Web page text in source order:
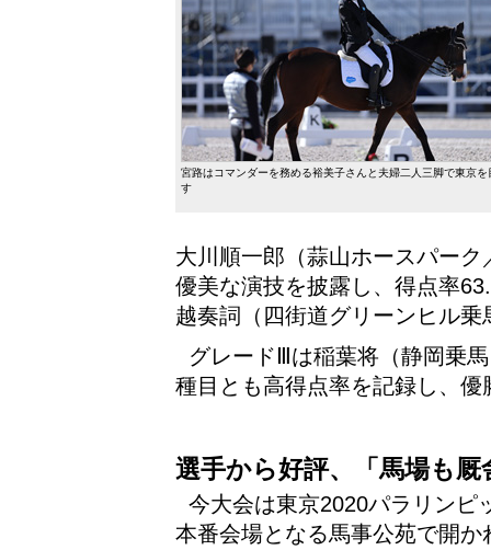
宮路はコマンダーを務める裕美子さんと夫婦二人三脚で東京を
す
大川順一郎（蒜山ホースパー
優美な演技を披露し、得点率
越奏詞（四街道グリーンヒル
グレードⅢは稲葉将（静岡乗
種目とも高得点率を記録し、優
選手から好評、「馬場も
今大会は東京2020パラリンピ
本番会場となる馬事公苑で開か